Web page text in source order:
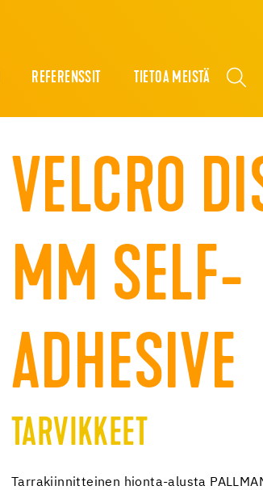
REFERENSSIT TIETOA MEISTÄ
VELCRO
MM SELF-
ADHESIVE
TARVIKKEET
Tarrakiinnitteinen hionta-alusta